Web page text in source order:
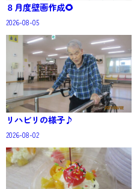
８月度壁画作成🌻
2026-08-05
リハビリの様子♪
2026-08-02